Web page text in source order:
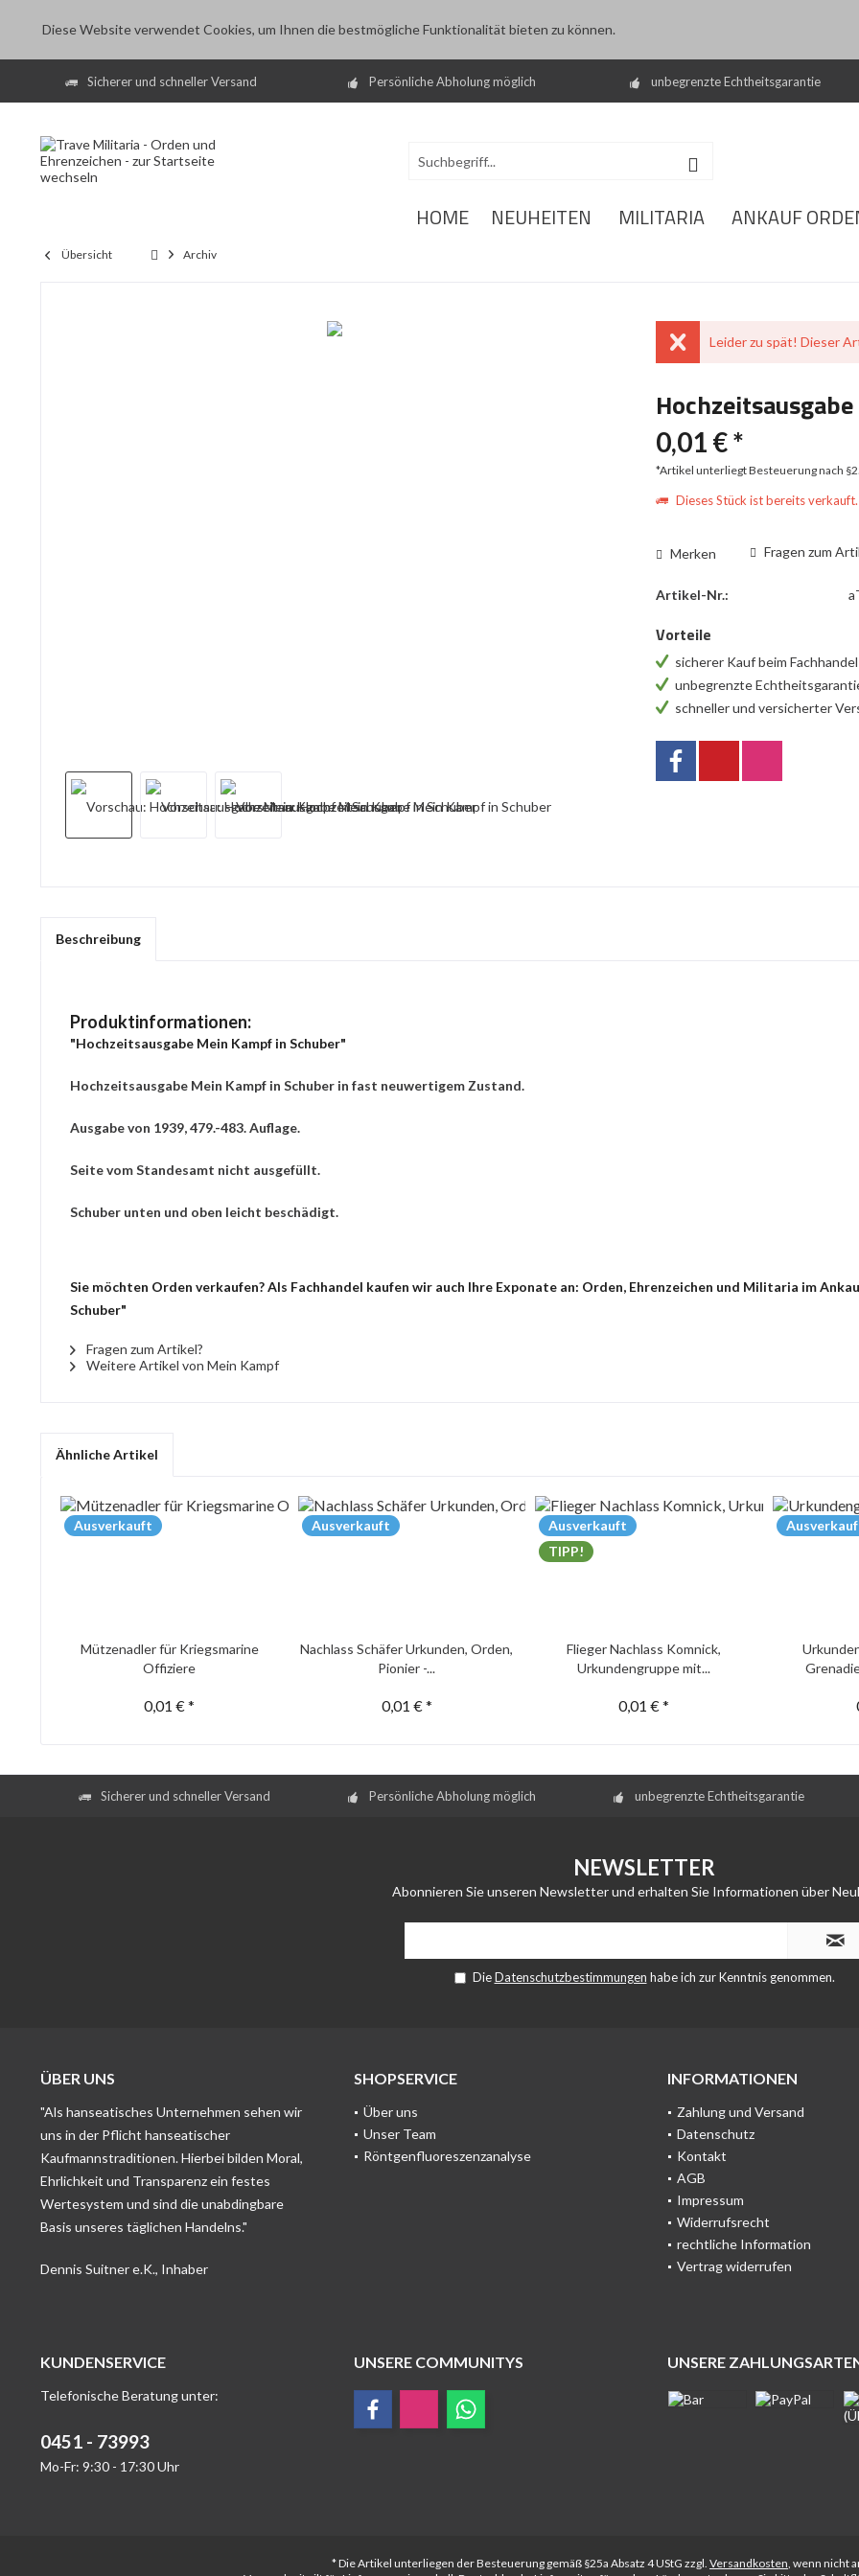
Diese Website verwendet Cookies, um Ihnen die bestmögliche Funktionalität bieten zu können.
Sicherer und schneller Versand Persönliche Abholung möglich unbegrenzte Echtheitsgarantie
HOME NEUHEITEN MILITARIA ANKAUF
Übersicht Archiv
Leider zu spät! Dieser
0,01 € *
*Artikel unterliegt Besteuerung nach
Dieses Stück ist bereits verkauft.
Merken Fragen zum
Artikel-Nr.:
Vorteile
sicherer Kauf beim Fachhandel
unbegrenzte
schneller und versicherter
Beschreibung
Produktinformationen:
"Hochzeitsausgabe Mein Kampf in Schuber"
Hochzeitsausgabe Mein Kampf in Schuber in fast neuwertigem Zustand.
Ausgabe von 1939, 479.-483. Auflage.
Seite vom Standesamt nicht ausgefüllt.
Schuber unten und oben leicht beschädigt.
Sie möchten Orden verkaufen? Als Fachhandel kaufen wir auch Ihre Exponate an: Orden, Ehrenzeichen und Militaria im
Schuber"
Fragen zum Artikel?
Weitere Artikel von Mein Kampf
Ähnliche Artikel
Ausverkauft
Mützenadler für Kriegsmarine
Offiziere
0,01 € *
Ausverkauft
Nachlass Schäfer Urkunden, Orden,
Pionier -...
0,01 € *
Ausverkauft
TIPP!
Flieger Nachlass Komnick,
Urkundengruppe mit...
0,01 € *
Sicherer und schneller Versand Persönliche Abholung möglich unbegrenzte Echtheitsgarantie
NEWSLETTER
Abonnieren Sie unseren Newsletter und erhalten Sie Informationen über
DieDatenschutzbestimmungen habe ich zur Kenntnis genommen.
ÜBER UNS
"Als hanseatisches Unternehmen sehen wir
uns in der Pflicht hanseatischer
Kaufmannstraditionen. Hierbei bilden Moral,
Ehrlichkeit und Transparenz ein festes
Wertesystem und sind die unabdingbare
Basis unseres täglichen Handelns."
Dennis Suitner e.K., Inhaber
SHOPSERVICE
Über uns
Unser Team
Röntgenfluoreszenzanalyse
INFORMATIONEN
Zahlung und Versand
Datenschutz
Kontakt
AGB
Impressum
Widerrufsrecht
rechtliche Information
Vertrag widerrufen
KUNDENSERVICE
Telefonische Beratung unter:
0451 - 73993
Mo-Fr: 9:30 - 17:30 Uhr
UNSERE COMMUNITYS UNSERE
* Die Artikel unterliegen der Besteuerung gemäß §25a Absatz 4 UStG zzgl. Versandkosten, wenn nicht